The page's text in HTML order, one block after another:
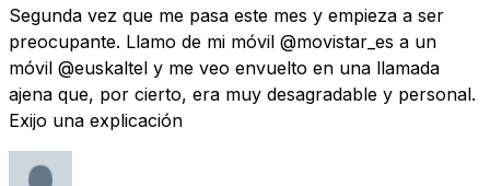
Segunda vez que me pasa este mes y empieza a ser
preocupante. Llamo de mi móvil @movistar_es a un
móvil @euskaltel y me veo envuelto en una llamada
ajena que, por cierto, era muy desagradable y personal.
Exijo una explicación